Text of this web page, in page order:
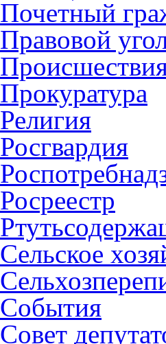
Почетный
Правовой
Прокуратура
Религия
Росгвардия
Росреестр
Сельское
События
Совет